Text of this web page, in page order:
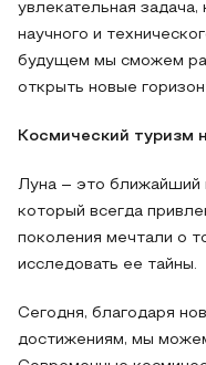
увлекательная
научного и
будущем мы сможем
открыть новые
Космический туризм
Луна – это ближайший
который всегда
поколения мечтали о
исследовать ее тайны.
Сегодня, благодаря
достижениям, мы